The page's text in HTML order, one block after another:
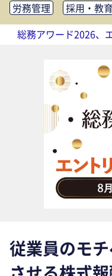
労務管理 採用・教育
健康経営
働き方改
法務・コンプライアン
リスクマネジメント・
社外・社内広報
社外・社内コミュニケ
FM・オフィス移転
テクノロジー活用・DX
助成金・補助金・コス
アウトソーシング・BPO
総務アワード2026、
従業員のモ